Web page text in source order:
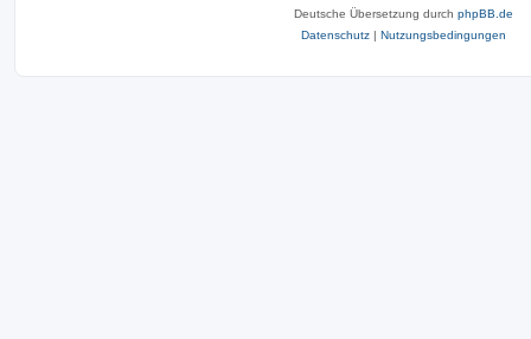
Deutsche Übersetzung durch phpBB.de
Datenschutz | Nutzungsbedingungen